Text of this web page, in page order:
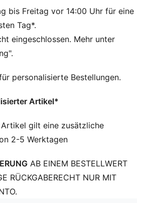
bis Freitag vor 14:00 Uhr für eine
Tag*.
eingeschlossen. Mehr unter
personalisierte Bestellungen.
Artikel*
gilt eine zusätzliche
2-5 Werktagen
AB EINEM BESTELLWERT
RÜCKGABERECHT NUR MIT